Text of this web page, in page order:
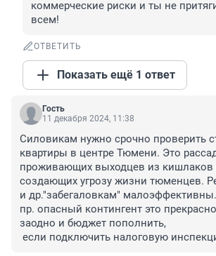
коммерческие риски и ты не
всем!
ОТВЕТИТЬ
Показать ещё 1 ответ
Гость
11 декабря 2024, 11:38
Силовикам нужно срочно проверить
квартиры в центре Тюмени. Это
проживающих выходцев из кишлаков
создающих угрозу жизни тюменцев.
и др."забегаловкам"
пр. опасный контингент это
заодно и бюджет пополнить,
если подключить налоговую